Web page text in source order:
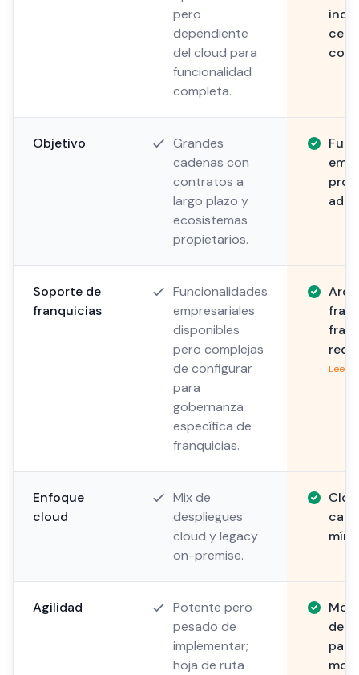
pero
dependiente
del cloud para
funcionalidad
completa.
Objetivo
Grandes
cadenas con
contratos a
largo plazo y
ecosistemas
propietarios.
Soporte de
franquicias
Funcionalidades
empresariales
disponibles
pero complejas
de configurar
para
gobernanza
específica de
franquicias.
Leer
Enfoque
cloud
Mix de
despliegues
cloud y legacy
on-premise.
Agilidad
Potente pero
pesado de
implementar;
hoja de ruta